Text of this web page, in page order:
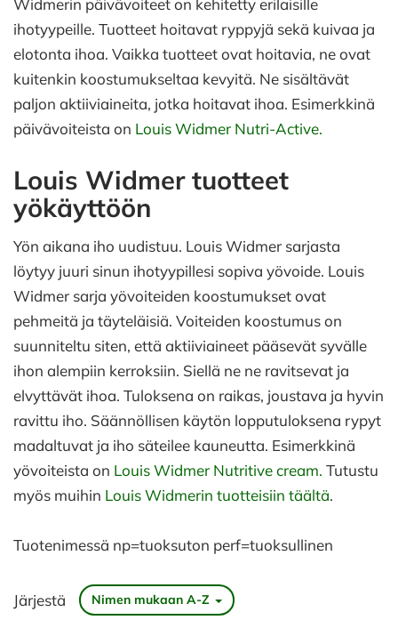
Widmerin päivävoiteet on kehitetty erilaisille
ihotyypeille. Tuotteet hoitavat ryppyjä sekä kuivaa ja
elotonta ihoa. Vaikka tuotteet ovat hoitavia, ne ovat
kuitenkin koostumukseltaa kevyitä. Ne sisältävät
paljon aktiiviaineita, jotka hoitavat ihoa. Esimerkkinä
päivävoiteista on Louis Widmer Nutri-Active.
Louis Widmer tuotteet
yökäyttöön
Yön aikana iho uudistuu. Louis Widmer sarjasta
löytyy juuri sinun ihotyypillesi sopiva yövoide. Louis
Widmer sarja yövoiteiden koostumukset ovat
pehmeitä ja täyteläisiä. Voiteiden koostumus on
suunniteltu siten, että aktiiviaineet pääsevät syvälle
ihon alempiin kerroksiin. Siellä ne ne ravitsevat ja
elvyttävät ihoa. Tuloksena on raikas, joustava ja hyvin
ravittu iho. Säännöllisen käytön lopputuloksena rypyt
madaltuvat ja iho säteilee kauneutta. Esimerkkinä
yövoiteista on Louis Widmer Nutritive cream. Tutustu
myös muihin Louis Widmerin tuotteisiin täältä.
Tuotenimessä np=tuoksuton perf=tuoksullinen
Järjestä Nimen mukaan A-Z